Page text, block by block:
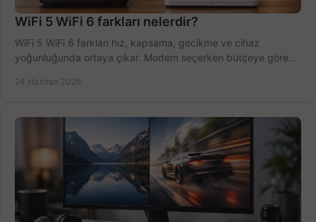
WiFi 5 WiFi 6 farkları nelerdir?
WiFi 5 WiFi 6 farkları hız, kapsama, gecikme ve cihaz
yoğunluğunda ortaya çıkar. Modem seçerken bütçeye göre
24 Haziran 2026